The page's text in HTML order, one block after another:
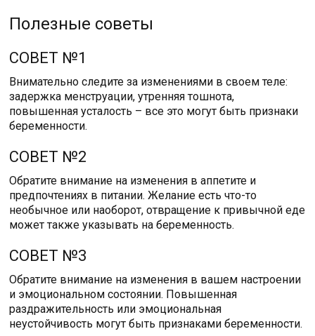
Полезные советы
СОВЕТ №1
Внимательно следите за изменениями в своем теле:
задержка менструации, утренняя тошнота,
повышенная усталость – все это могут быть признаки
беременности.
СОВЕТ №2
Обратите внимание на изменения в аппетите и
предпочтениях в питании. Желание есть что-то
необычное или наоборот, отвращение к привычной еде
может также указывать на беременность.
СОВЕТ №3
Обратите внимание на изменения в вашем настроении
и эмоциональном состоянии. Повышенная
раздражительность или эмоциональная
неустойчивость могут быть признаками беременности.